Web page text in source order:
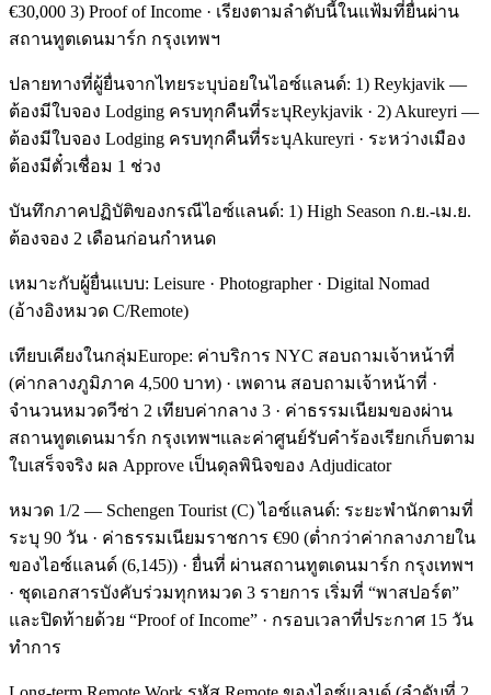
€30,000 3) Proof of Income · เรียงตามลำดับนี้ในแฟ้มที่ยื่นผ่าน
สถานทูตเดนมาร์ก กรุงเทพฯ
ปลายทางที่ผู้ยื่นจากไทยระบุบ่อยในไอซ์แลนด์: 1) Reykjavik —
ต้องมีใบจอง Lodging ครบทุกคืนที่ระบุReykjavik · 2) Akureyri —
ต้องมีใบจอง Lodging ครบทุกคืนที่ระบุAkureyri · ระหว่างเมือง
ต้องมีตั๋วเชื่อม 1 ช่วง
บันทึกภาคปฏิบัติของกรณีไอซ์แลนด์: 1) High Season ก.ย.-เม.ย.
ต้องจอง 2 เดือนก่อนกำหนด
เหมาะกับผู้ยื่นแบบ: Leisure · Photographer · Digital Nomad
(อ้างอิงหมวด C/Remote)
เทียบเคียงในกลุ่มEurope: ค่าบริการ NYC สอบถามเจ้าหน้าที่
(ค่ากลางภูมิภาค 4,500 บาท) · เพดาน สอบถามเจ้าหน้าที่ ·
จำนวนหมวดวีซ่า 2 เทียบค่ากลาง 3 · ค่าธรรมเนียมของผ่าน
สถานทูตเดนมาร์ก กรุงเทพฯและค่าศูนย์รับคำร้องเรียกเก็บตาม
ใบเสร็จจริง ผล Approve เป็นดุลพินิจของ Adjudicator
หมวด 1/2 — Schengen Tourist (C) ไอซ์แลนด์: ระยะพำนักตามที่
ระบุ 90 วัน · ค่าธรรมเนียมราชการ €90 (ต่ำกว่าค่ากลางภายใน
ของไอซ์แลนด์ (6,145)) · ยื่นที่ ผ่านสถานทูตเดนมาร์ก กรุงเทพฯ
· ชุดเอกสารบังคับร่วมทุกหมวด 3 รายการ เริ่มที่ “พาสปอร์ต”
และปิดท้ายด้วย “Proof of Income” · กรอบเวลาที่ประกาศ 15 วัน
ทำการ